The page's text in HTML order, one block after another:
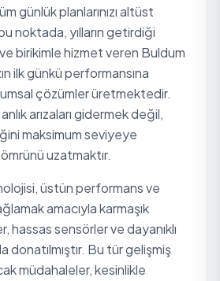
günlük planlarınızı altüst
noktada, yılların getirdiği
birikimle hizmet veren Buldum
ilk günkü performansına
çözümler üretmektedir.
arızaları gidermek değil,
maksimum seviyeye
uzatmaktır.
üstün performans ve
amacıyla karmaşık
hassas sensörler ve dayanıklı
donatılmıştır. Bu tür gelişmiş
müdahaleler, kesinlikle